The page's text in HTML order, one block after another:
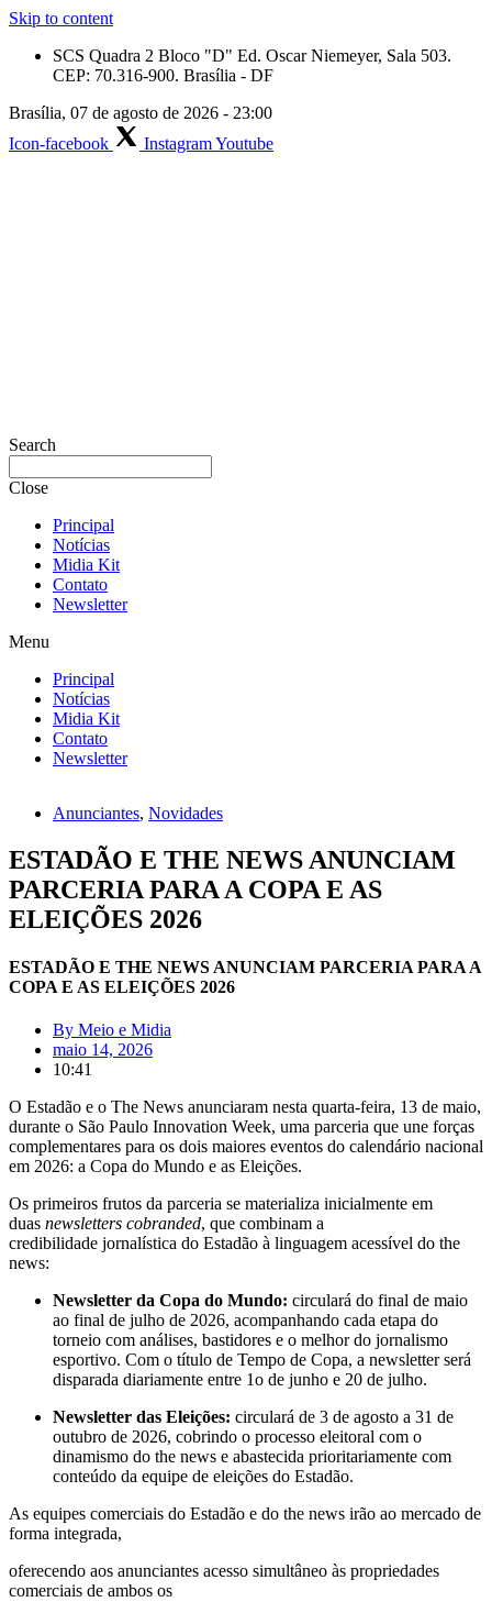
Skip to content
SCS Quadra 2 Bloco "D" Ed. Oscar Niemeyer, Sala 503.
CEP: 70.316-900. Brasília - DF
Brasília, 07 de agosto de 2026 - 23:00
Icon-facebook
InstagramYoutube
Search
Close
Principal
Notícias
Midia Kit
Contato
Newsletter
Menu
Principal
Notícias
Midia Kit
Contato
Newsletter
Anunciantes, Novidades
ESTADÃO E THE NEWS ANUNCIAM
PARCERIA PARA A COPA E AS
ELEIÇÕES 2026
ESTADÃO E THE NEWS ANUNCIAM PARCERIA PARA A
COPA E AS ELEIÇÕES 2026
By Meio e Midia
maio 14, 2026
10:41
O Estadão e o The News anunciaram nesta quarta-feira, 13 de maio,
durante o São Paulo Innovation Week, uma parceria que une forças
complementares para os dois maiores eventos do calendário nacional
em 2026: a Copa do Mundo e as Eleições.
Os primeiros frutos da parceria se materializa inicialmente em
duas newsletters cobranded, que combinam a
credibilidade jornalística do Estadão à linguagem acessível do the
news:
Newsletter da Copa do Mundo: circulará do final de maio
ao final de julho de 2026, acompanhando cada etapa do
torneio com análises, bastidores e o melhor do jornalismo
esportivo. Com o título de Tempo de Copa, a newsletter será
disparada diariamente entre 1o de junho e 20 de julho.
Newsletter das Eleições: circulará de 3 de agosto a 31 de
outubro de 2026, cobrindo o processo eleitoral com o
dinamismo do the news e abastecida prioritariamente com
conteúdo da equipe de eleições do Estadão.
As equipes comerciais do Estadão e do the news irão ao mercado de
forma integrada,
oferecendo aos anunciantes acesso simultâneo às propriedades
comerciais de ambos os